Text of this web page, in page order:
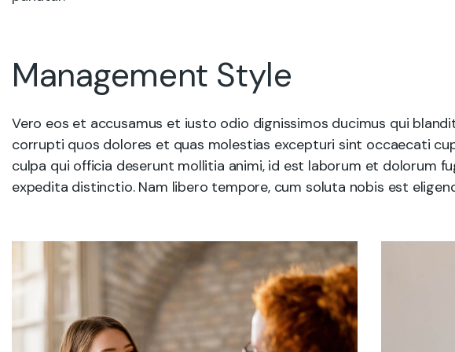
Management Style
Vero eos et accusamus et iusto odio dignissimos ducimus qui
corrupti quos dolores et quas molestias excepturi sint occaecati
culpa qui officia deserunt mollitia animi, id est laborum et dolorum
expedita distinctio. Nam libero tempore, cum soluta nobis est